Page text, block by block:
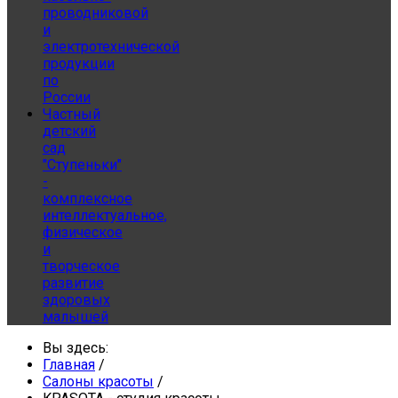
проводниковой
и
электротехнической
продукции
по
России
Частный
детский
сад
"Ступеньки"
-
комплексное
интеллектуальное,
физическое
и
творческое
развитие
здоровых
малышей
Вы здесь:
Главная /
Салоны красоты /